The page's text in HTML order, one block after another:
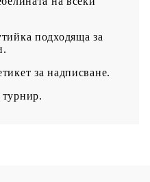
подходяща за
за надписване.​